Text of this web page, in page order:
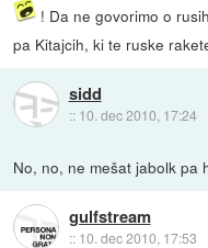
! Da ne govorimo o
pa Kitajcih, ki te ruske
sidd
:: 10. dec 2010, 17:24
No, no, ne mešat jabolk pa
gulfstream
:: 10. dec 2010, 17:53